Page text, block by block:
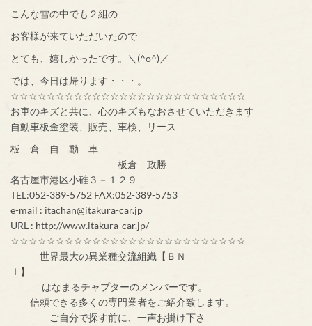
こんな雪の中でも２組の
お客様が来ていただいたので
とても、嬉しかったです。＼(^o^)／
では、今日は帰ります・・・。
☆☆☆☆☆☆☆☆☆☆☆☆☆☆☆☆☆☆☆☆☆☆☆☆☆☆
お車のキズと共に、心のキズもなおさせていただきます
自動車板金塗装、販売、車検、リース
板 倉 自 動 車
板倉 政勝
名古屋市港区小碓３－１２９
TEL:052-389-5752 FAX:052-389-5753
e-mail : itachan@itakura-car.jp
URL : http://www.itakura-car.jp/
☆☆☆☆☆☆☆☆☆☆☆☆☆☆☆☆☆☆☆☆☆☆☆☆☆☆
世界最大の異業種交流組織【ＢＮ
Ｉ】
はなまるチャプターのメンバーです。
信頼できる多くの専門業者をご紹介致します。
ご自分で探す前に、一声お掛け下さ